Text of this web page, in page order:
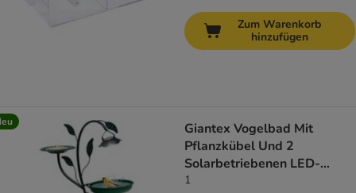
Zum Warenkorb
hinzufügen
Giantex Vogelbad Mit
Pflanzkübel Und 2
Solarbetriebenen LED-
Leuchten
1